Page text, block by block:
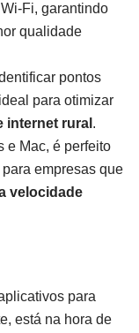
Fi, garantindo
qualidade
pontos
para otimizar
internet rural .
e Mac, é perfeito
empresas que
velocidade
para
está na hora de